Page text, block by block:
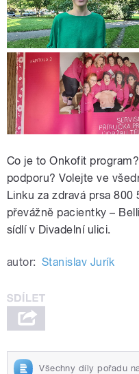
Co je to Onkofit
podporu? Volejte ve
Linku za zdravá prsa
převážně pacientky –
sídlí v Divadelní ulici.
autor: Stanislav Jurík
Všechny díly pořadu